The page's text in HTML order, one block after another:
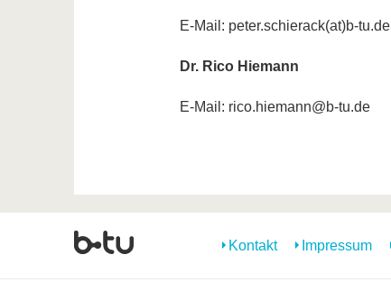
E-Mail: peter.schierack(at)b-tu.de
Dr. Rico Hiemann
E-Mail: rico.hiemann@b-tu.de
Kontakt Impressum